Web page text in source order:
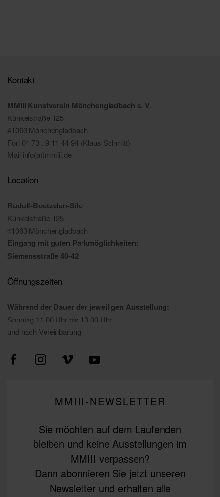
Kontakt
MMIII Kunstverein Mönchengladbach e. V.
Künkelstraße 125
41063 Mönchengladbach
Fon 01 73 . 9 11 44 94 (Klaus Schmitt)
Mail info(at)mmiii.de
Location
Rudolf-Boetzelen-Silo
Künkelstraße 125
41063 Mönchengladbach
Eingang mit guten Parkmöglichkeiten:
Siemensstraße 40-42
Öffnungszeiten
Während der Dauer der jeweiligen Ausstellung:
Sonntag 11.00 Uhr bis 13.00 Uhr
und nach Vereinbarung
MMIII-NEWSLETTER
Sie möchten auf dem Laufenden
bleiben und keine Ausstellungen im
MMIII verpassen?
Dann abonnieren Sie jetzt unseren
Newsletter und erhalten alle